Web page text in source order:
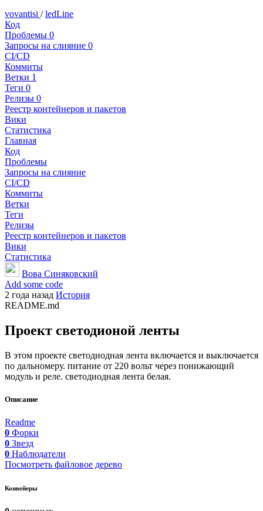
vovantisi / ledLine
Код
Проблемы 0
Запросы на слияние 0
CI/CD
Коммиты
Ветки 1
Теги 0
Релизы 0
Реестр контейнеров и пакетов
Вики
Статистика
Главная
Код
Проблемы
Запросы на слияние
CI/CD
Коммиты
Ветки
Теги
Релизы
Реестр контейнеров и пакетов
Вики
Статистика
Вова Синяковский
Add some code
2 года назад История
README.md
Проект светодионой ленты
В этом проекте светодиодная лента включается и выключается
по дальномеру. питание от 220 вольт через понижающий
модуль и реле. светодиодная лента белая.
Описание
Readme
0 Форки
0 Звезд
0 Наблюдатели
Посмотреть файловое дерево
Конвейеры